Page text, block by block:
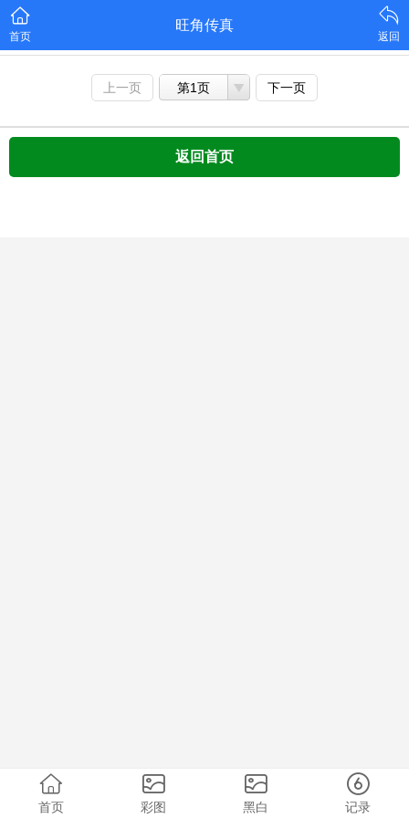
首页
旺角传真
返回
上一页 第1页 下一页
返回首页
首页 彩图 黑白 记录